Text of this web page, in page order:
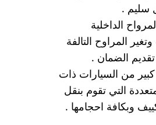
سليم .
الداخلية
المراوح التالفة
الضمان .
من السيارات ذات
التي تقوم بنقل
وبكافة احجامها .